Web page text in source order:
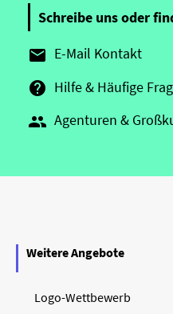
Schreibe uns oder
 E-Mail Kontakt
 Hilfe & Häufige
 Agenturen &
Weitere Angebote
Logo-Wettbewerb